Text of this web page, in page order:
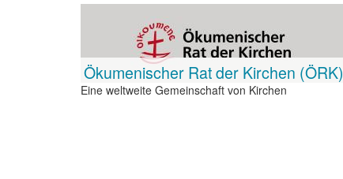
Ökumenischer Rat der Kirchen (ÖRK)
Eine weltweite Gemeinschaft von Kirchen